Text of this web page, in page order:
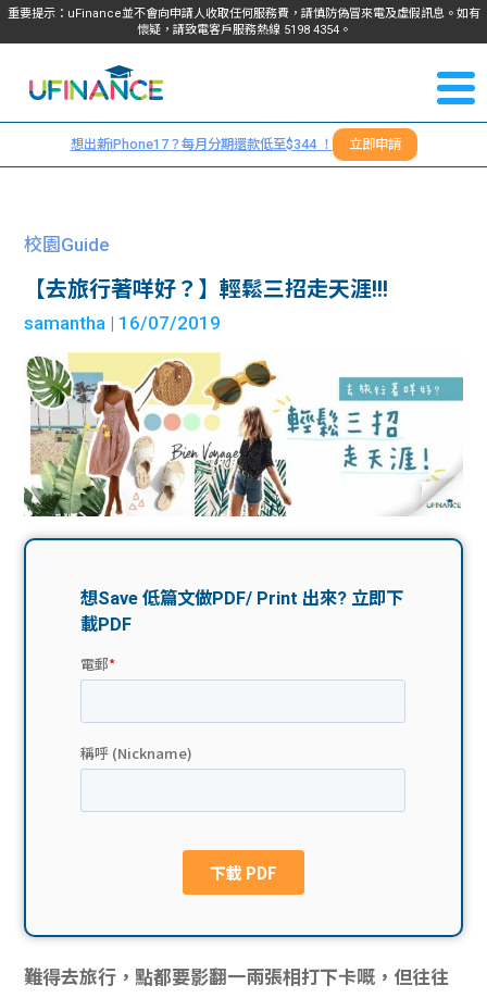
重要提示：uFinance並不會向申請人收取任何服務費，請慎防偽冒來電及虛假訊息。如有
懷疑，請致電客戶服務熱線 5198 4354。
我們
服務
貸款
貸款
計算
學生
大學
費貸
款
貸款
資訊
Blog
大專
工推
Gui
Exc
han
ge
常見
問題
福利
nce
校園
我們
們
＋
想出新iPhone17？每月分期還款低至$344 ！ 立即申請
校園Guide
【去旅行著咩好？】輕鬆三招走天涯!!!
samantha | 16/07/2019
難得去旅行，點都要影翻一兩張相打下卡嘅，但往往